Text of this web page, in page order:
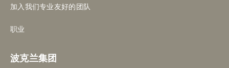
加入我们专业友好的团队
职业
波克兰集团